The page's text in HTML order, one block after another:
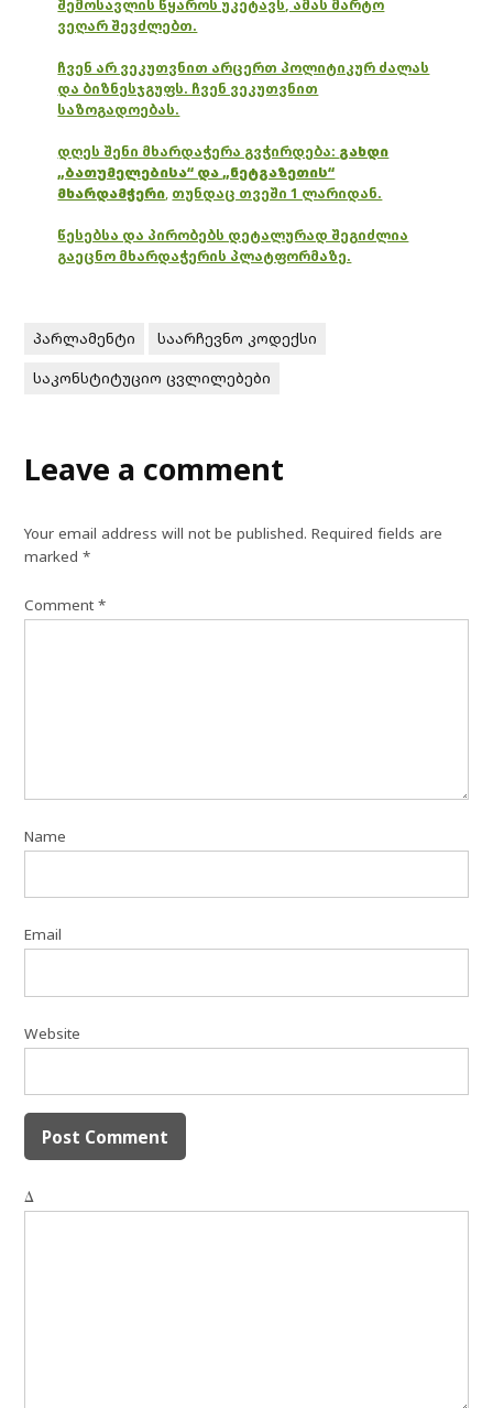
შემოსავლის წყაროს უკეტავს, ამას მარტო
ვეღარ შევძლებთ.
ჩვენ არ ვეკუთვნით არცერთ პოლიტიკურ ძალას
და ბიზნესჯგუფს. ჩვენ ვეკუთვნით
საზოგადოებას.
დღეს შენი მხარდაჭერა გვჭირდება: გახდი
„ბათუმელებისა“ და „ნეტგაზეთის“
მხარდამჭერი, თუნდაც თვეში 1 ლარიდან.
წესებსა და პირობებს დეტალურად შეგიძლია
გაეცნო მხარდაჭერის პლატფორმაზე.
პარლამენტი
საარჩევნო კოდექსი
საკონსტიტუციო ცვლილებები
Leave a comment
Your email address will not be published. Required fields are
marked*
Comment*
Name
Email
Website
Δ